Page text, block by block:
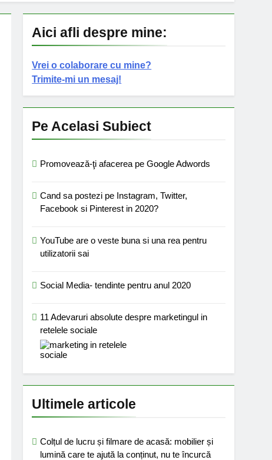
Aici afli despre mine:
Vrei o colaborare cu mine?
Trimite-mi un mesaj!
Pe Acelasi Subiect
Promovează-ţi afacerea pe Google Adwords
Cand sa postezi pe Instagram, Twitter,
Facebook si Pinterest in 2020?
YouTube are o veste buna si una rea pentru
utilizatorii sai
Social Media- tendinte pentru anul 2020
11 Adevaruri absolute despre marketingul in
retelele sociale
Ultimele articole
Colțul de lucru și filmare de acasă: mobilier și
lumină care te ajută la conținut, nu te încurcă